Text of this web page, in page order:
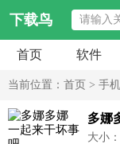
下载鸟
首页 软件
当前位置： 首页 > 手
多娜
大小